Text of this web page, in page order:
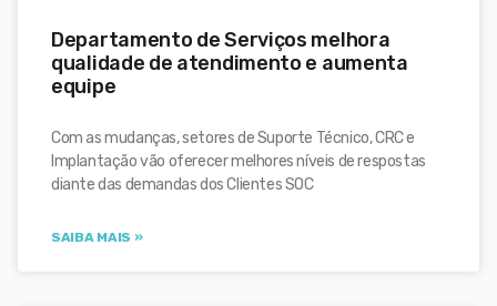
Departamento de Serviços melhora
qualidade de atendimento e aumenta
equipe
Com as mudanças, setores de Suporte Técnico, CRC e
Implantação vão oferecer melhores níveis de respostas
diante das demandas dos Clientes SOC
SAIBA MAIS »